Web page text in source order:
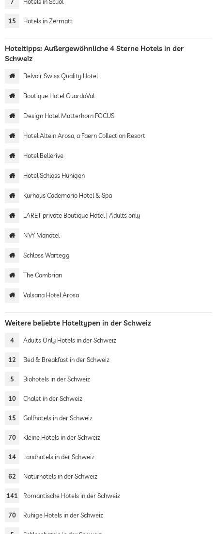
15 Hotels in Zermatt
Hoteltipps: Außergewöhnliche 4 Sterne Hotels in der
Schweiz
Belvoir Swiss Quality Hotel
Boutique Hotel GuardaVal
Design Hotel Matterhorn FOCUS
Hotel Altein Arosa, a Faern Collection Resort
Hotel Bellerive
Hotel Schloss Hünigen
Kurhaus Cademario Hotel & Spa
LARET private Boutique Hotel | Adults only
N’vY Manotel
Schloss Wartegg
The Cambrian
Valsana Hotel Arosa
Weitere beliebte Hoteltypen in der Schweiz
4 Adults Only Hotels in der Schweiz
12 Bed & Breakfast in der Schweiz
5 Biohotels in der Schweiz
10 Chalet in der Schweiz
15 Golfhotels in der Schweiz
70 Kleine Hotels in der Schweiz
14 Landhotels in der Schweiz
62 Naturhotels in der Schweiz
141 Romantische Hotels in der Schweiz
70 Ruhige Hotels in der Schweiz